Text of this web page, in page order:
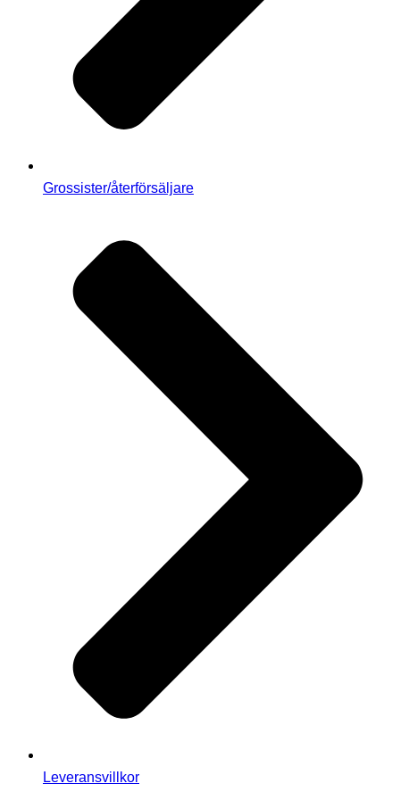
Grossister/återförsäljare
Leveransvillkor